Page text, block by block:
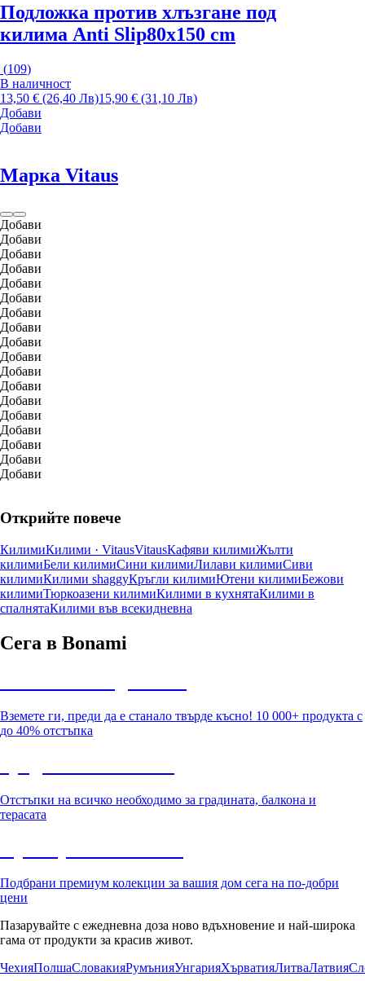
Подложка против хлъзгане под
килима Anti Slip80x150 cm
(109)
В наличност
13,50 € (26,40 Лв)15,90 € (31,10 Лв)
Добави
Добави
Марка Vitaus
Добави
Добави
Добави
Добави
Добави
Добави
Добави
Добави
Добави
Добави
Добави
Добави
Добави
Добави
Добави
Добави
Добави
Добави
Открийте повече
КилимиКилими · VitausVitausКафяви килимиЖълти
килимиБели килимиСини килимиЛилави килимиСиви
килимиКилими shaggyКръгли килимиЮтени килимиБежови
килимиТюркоазени килимиКилими в кухнятаКилими в
спалнятаКилими във всекидневна
Сега в Bonami
Вземете ги, преди да е станало твърде късно! 10 000+ продукта с
до 40% отстъпка
Отстъпки на всичко необходимо за градината, балкона и
терасата
Подбрани премиум колекции за вашия дом сега на по-добри
цени
Пазарувайте с ежедневна доза ново вдъхновение и най-широка
гама от продукти за красив живот.
ЧехияПолшаСловакияРумънияУнгарияХърватияЛитваЛатвия